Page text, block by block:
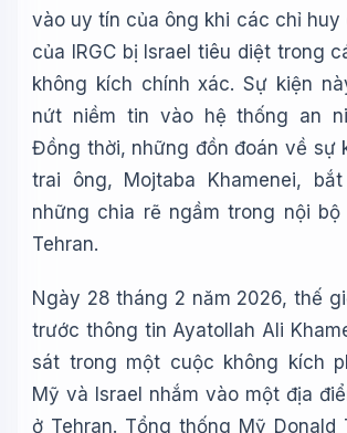
vào uy tín của ông khi các chỉ huy
của IRGC bị Israel tiêu diệt trong
không kích chính xác. Sự kiện
nứt niềm tin vào hệ thống an
Đồng thời, những đồn đoán về sự
trai ông, Mojtaba Khamenei,
những chia rẽ ngầm trong nội
Tehran.
Ngày 28 tháng 2 năm 2026, thế
trước thông tin Ayatollah Ali
sát trong một cuộc không kích
Mỹ và Israel nhắm vào một địa
ở Tehran. Tổng thống Mỹ Donald